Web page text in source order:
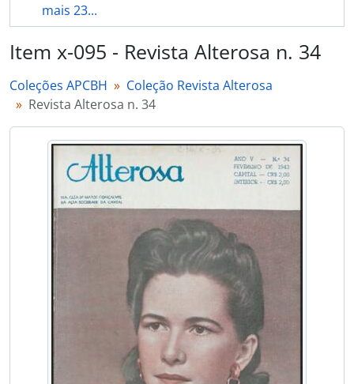
mais 23...
Item x-095 - Revista Alterosa n. 34
Coleções APCBH
Coleção Revista Alterosa
Revista Alterosa n. 34